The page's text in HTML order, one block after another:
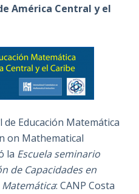
América Central y el
Educación Matemática
on Mathematical
la Escuela seminario
de Capacidades en
: CANP Costa